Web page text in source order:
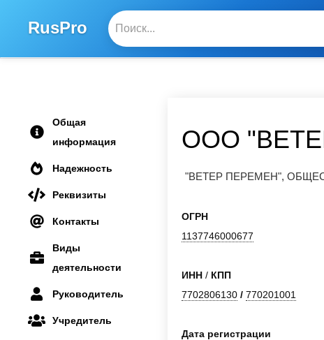
RusPro
Общая
информация
Надежность
Реквизиты
Контакты
Виды
деятельности
Руководитель
Учредитель
ООО
"ВЕТЕР ПЕРЕМЕН",
ОГРН
1137746000677
ИНН / КПП
7702806130 / 770201001
Дата регистрации